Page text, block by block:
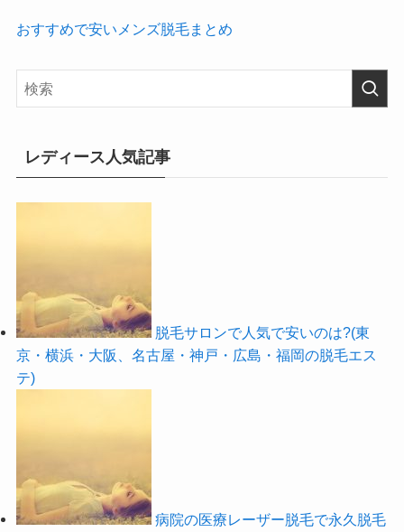
おすすめで安いメンズ脱毛まとめ
レディース人気記事
脱毛サロンで人気で安いのは?(東
京・横浜・大阪、名古屋・神戸・広島・福岡の脱毛エス
テ)
病院の医療レーザー脱毛で永久脱毛